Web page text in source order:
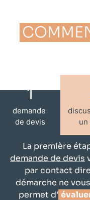
1
demande
de devis
La première
demande de devis
par contact
démarche ne
permet d’